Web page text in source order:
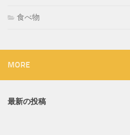
食べ物
MORE
最新の投稿